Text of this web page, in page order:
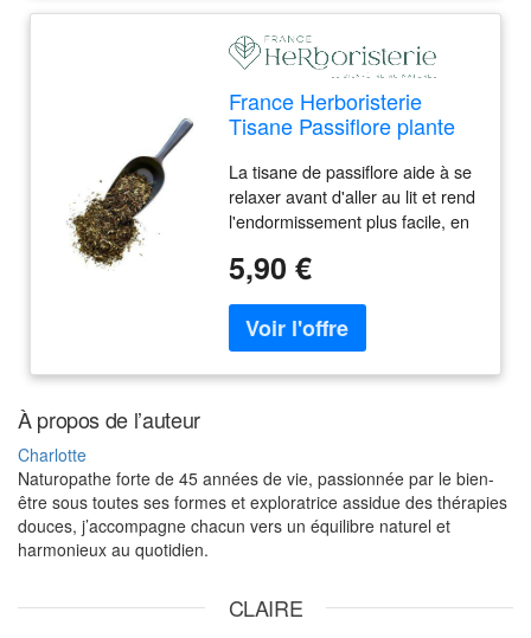
France Herboristerie
Tisane Passiflore plante
incarnata
La tisane de passiflore aide à se
relaxer avant d'aller au lit et rend
l'endormissement plus facile, en
d'agitation, cette tisane de
plus posée.
5,90 €
À propos de l’auteur
Charlotte
Naturopathe forte de 45 années de vie, passionnée par le bien-
être sous toutes ses formes et exploratrice assidue des thérapies
douces, j’accompagne chacun vers un équilibre naturel et
harmonieux au quotidien.
CLAIRE